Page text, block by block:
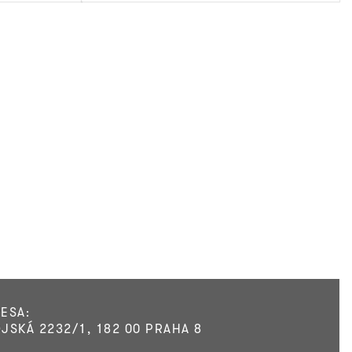
2232/1, 182 00 PRAHA 8